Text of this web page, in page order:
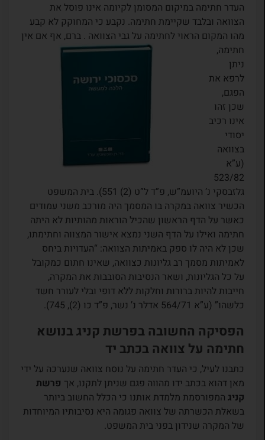
העדר חתימה במיקום המסומן לקיומה אינו פוסל את
הצוואה ובלבד שקיימת חתימה. נקבע כי המחוקק לא קבע
מהו המקום הראוי לחתימה על גביהצוואה . ברם, אף אם אין
חתימה,
ניתן
לרפא את
הפגם,
שכן זהו
אינו רכיב
יסודי
בצוואה
(ע”א
523/82
גלזבסקי נ’ היועמ”ש, פ”ד ל”ט (2) 551). בית המשפט
הכשיר צוואה במקרה בו המסמך היה מורכב משני עמודים
כאשר על הדף הראשון שהכיל הוראות מהותיות לא היתה
חתימה ואילו על הדף השני נמצא אישור המצווה וחתימתו,
שכן לא היה לו ספק באמיתות הצוואה: “העדויות ביחס
לאמיתות מסמך רב גליונות כצוואה, שאינו חתום כמקובל
על כל הגליונות, ושאר הנסיבות הסובבות את המקרה,
חייבות להיות ברורות וחלקות ללא דופי ובלי לעורר חשד
כלשהו” (ע”א 564/71 אדלר נ’ נשר, פ”ד כו (2), 745).
הפסיקה החשובה בפרשת קניג בנושא
חתימה על צוואה בכתב יד
כתבנו לעיל, כי העדר חתימה על נוסח צוואה שנערכה על ידי
מאן דהוא בכתב ידו מהווה פגם שניתן לתקנו, אך פרשת
קניגהמפורסמת מלמדת אותנו כי הכלל החשוב ביותר
בשאלת הכשרתה של צוואה פגומה היא נסיבותיו המיוחדות
של המקרה שנידון בפני בית המשפט.